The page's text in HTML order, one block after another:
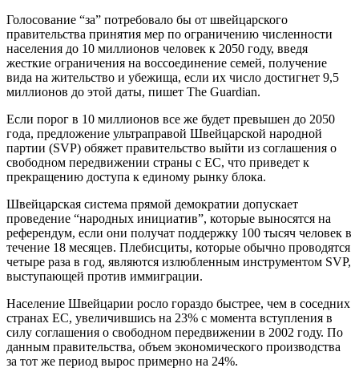
Голосование “за” потребовало бы от швейцарского
правительства принятия мер по ограничению численности
населения до 10 миллионов человек к 2050 году, введя
жесткие ограничения на воссоединение семей, получение
вида на жительство и убежища, если их число достигнет 9,5
миллионов до этой даты, пишет The Guardian.
Если порог в 10 миллионов все же будет превышен до 2050
года, предложение ультраправой Швейцарской народной
партии (SVP) обяжет правительство выйти из соглашения о
свободном передвижении страны с ЕС, что приведет к
прекращению доступа к единому рынку блока.
Швейцарская система прямой демократии допускает
проведение “народных инициатив”, которые выносятся на
референдум, если они получат поддержку 100 тысяч человек в
течение 18 месяцев. Плебисциты, которые обычно проводятся
четыре раза в год, являются излюбленным инструментом SVP,
выступающей против иммиграции.
Население Швейцарии росло гораздо быстрее, чем в соседних
странах ЕС, увеличившись на 23% с момента вступления в
силу соглашения о свободном передвижении в 2002 году. По
данным правительства, объем экономического производства
за тот же период вырос примерно на 24%.